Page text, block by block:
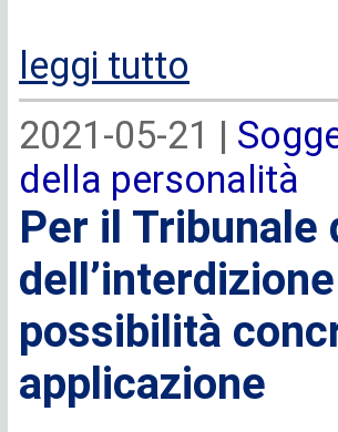
leggi tutto
2021-05-21 |
della personalità
Per il Tribunale
possibilità
applicazione